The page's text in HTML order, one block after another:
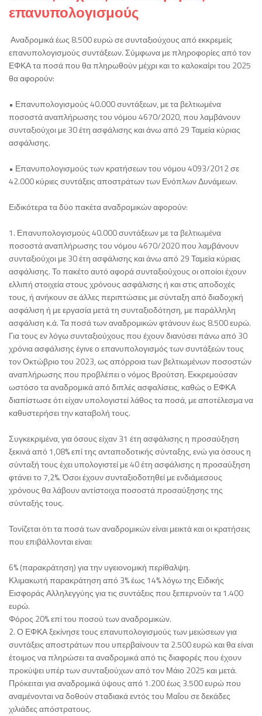
επανυπολογισμούς
Αναδρομικά έως 8.500 ευρώ σε συνταξιούχους από εκκρεμείς
επανυπολογισμούς συντάξεων. Σύμφωνα με πληροφορίες από τον
ΕΦΚΑ τα ποσά που θα πληρωθούν μέχρι και το καλοκαίρι του 2025
θα αφορούν:
• Επανυπολογισμούς 40.000 συντάξεων, με τα βελτιωμένα
ποσοστά αναπλήρωσης του νόμου 4670/2020, που λαμβάνουν
συνταξιούχοι με 30 έτη ασφάλισης και άνω από 29 Ταμεία κύριας
ασφάλισης.
• Επανυπολογισμούς των κρατήσεων του νόμου 4093/2012 σε
42.000 κύριες συντάξεις αποστράτων των Ενόπλων Δυνάμεων.
Ειδικότερα τα δύο πακέτα αναδρομικών αφορούν:
1. Επανυπολογισμούς 40.000 συντάξεων με τα βελτιωμένα
ποσοστά αναπλήρωσης του νόμου 4670/2020 που λαμβάνουν
συνταξιούχοι με 30 έτη ασφάλισης και άνω από 29 Ταμεία κύριας
ασφάλισης. Το πακέτο αυτό αφορά συνταξιούχους οι οποίοι έχουν
ελλιπή στοιχεία στους χρόνους ασφάλισης ή και στις αποδοχές
τους, ή ανήκουν σε άλλες περιπτώσεις με σύνταξη από διαδοχική
ασφάλιση ή με εργασία μετά τη συνταξιοδότηση, με παράλληλη
ασφάλιση κ.ά. Τα ποσά των αναδρομικών φτάνουν έως 8.500 ευρώ.
Για τους εν λόγω συνταξιούχους που έχουν διανύσει πάνω από 30
χρόνια ασφάλισης έγινε ο επανυπολογισμός των συντάξεών τους
τον Οκτώβριο του 2023, ως απόρροια των βελτιωμένων ποσοστών
αναπλήρωσης που προβλέπει ο νόμος Βρούτση. Εκκρεμούσαν
ωστόσο τα αναδρομικά από διπλές ασφαλίσεις, καθώς ο ΕΦΚΑ
διαπίστωσε ότι είχαν υπολογιστεί λάθος τα ποσά, με αποτέλεσμα να
καθυστερήσει την καταβολή τους.
Συγκεκριμένα, για όσους είχαν 31 έτη ασφάλισης η προσαύξηση
ξεκινά από 1,08% επί της ανταποδοτικής σύνταξης, ενώ για όσους η
σύνταξή τους έχει υπολογιστεί με 40 έτη ασφάλισης η προσαύξηση
φτάνει το 7,2%. Όσοι έχουν συνταξιοδοτηθεί με ενδιάμεσους
χρόνους θα λάβουν αντίστοιχα ποσοστά προσαύξησης της
σύνταξής τους.
Τονίζεται ότι τα ποσά των αναδρομικών είναι μεικτά και οι κρατήσεις
που επιβάλλονται είναι:
6% (παρακράτηση) για την υγειονομική περίθαλψη.
Κλιμακωτή παρακράτηση από 3% έως 14% λόγω της Ειδικής
Εισφοράς Αλληλεγγύης για τις συντάξεις που ξεπερνούν τα 1.400
ευρώ.
Φόρος 20% επί του ποσού των αναδρομικών.
2. Ο ΕΦΚΑ ξεκίνησε τους επανυπολογισμούς των μειώσεων για
συντάξεις αποστράτων που υπερβαίνουν τα 2.500 ευρώ και θα είναι
έτοιμος να πληρώσει τα αναδρομικά από τις διαφορές που έχουν
προκύψει υπέρ των συνταξιούχων από τον Μάιο 2025 και μετά.
Πρόκειται για αναδρομικά ύψους από 1.200 έως 3.500 ευρώ που
αναμένονται να δοθούν σταδιακά εντός του Μαΐου σε δεκάδες
χιλιάδες απόστρατους.